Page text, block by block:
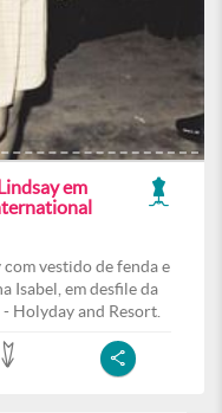
em
vestido de fenda e
Isabel, em desfile da
Holyday and Resort.